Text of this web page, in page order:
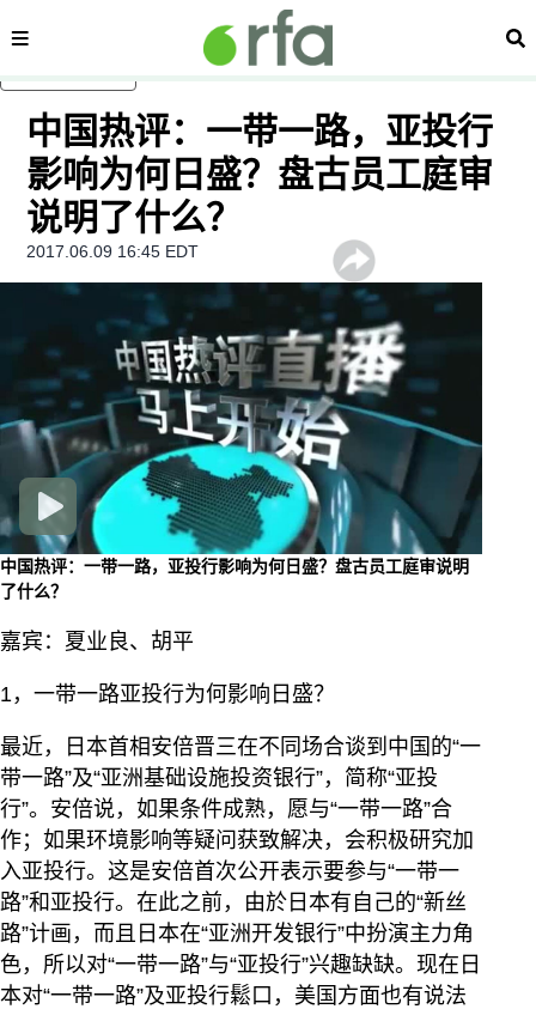
内容分类 搜
中国热评：一带一路，亚投行
影响为何日盛？盘古员工庭审
说明了什么？
2017.06.09 16:45 EDT
中国热评：一带一路，亚投行影响为何日盛？盘古员工庭审说明
了什么？
嘉宾：夏业良、胡平
1，一带一路亚投行为何影响日盛？
最近，日本首相安倍晋三在不同场合谈到中国的“一
带一路”及“亚洲基础设施投资银行”，简称“亚投
行”。安倍说，如果条件成熟，愿与“一带一路”合
作；如果环境影响等疑问获致解决，会积极研究加
入亚投行。这是安倍首次公开表示要参与“一带一
路”和亚投行。在此之前，由於日本有自己的“新丝
路”计画，而且日本在“亚洲开发银行”中扮演主力角
色，所以对“一带一路”与“亚投行”兴趣缺缺。现在日
本对“一带一路”及亚投行鬆口，美国方面也有说法